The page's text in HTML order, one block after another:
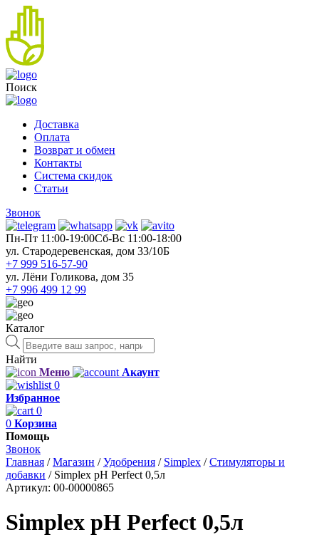
Поиск
Доставка
Оплата
Возврат и обмен
Контакты
Система скидок
Статьи
Звонок
Пн-Пт 11:00-19:00Cб-Вс 11:00-18:00
ул. Стародеревенская, дом 33/10Б
+7 999 516-57-90
ул. Лёни Голикова, дом 35
+7 996 499 12 99
Каталог
Поиск
товаров
Найти
Меню
Акаунт
0
Избранное
0
0 Корзина
Помощь
Звонок
Главная /Магазин /Удобрения / Simplex /Стимуляторы и
добавки / Simplex pH Perfect 0,5л
Артикул: 00-00000865
Simplex pH Perfect 0,5л